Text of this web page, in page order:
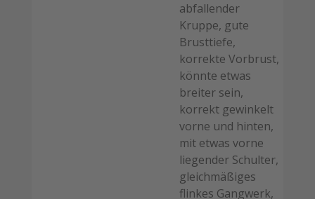
abfallender
Kruppe, gute
Brusttiefe,
korrekte Vorbrust,
könnte etwas
breiter sein,
korrekt gewinkelt
vorne und hinten,
mit etwas vorne
liegender Schulter,
gleichmäßiges
flinkes Gangwerk,